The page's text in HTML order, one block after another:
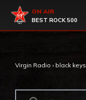
Virgin Radio
ON AIR
BEST ROCK 500
Virgin Radio › black keys